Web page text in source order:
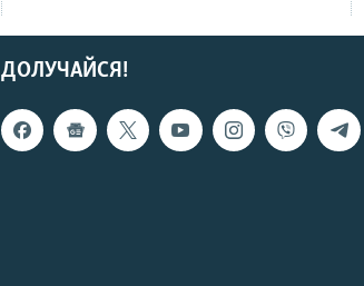
ДОЛУЧАЙСЯ!